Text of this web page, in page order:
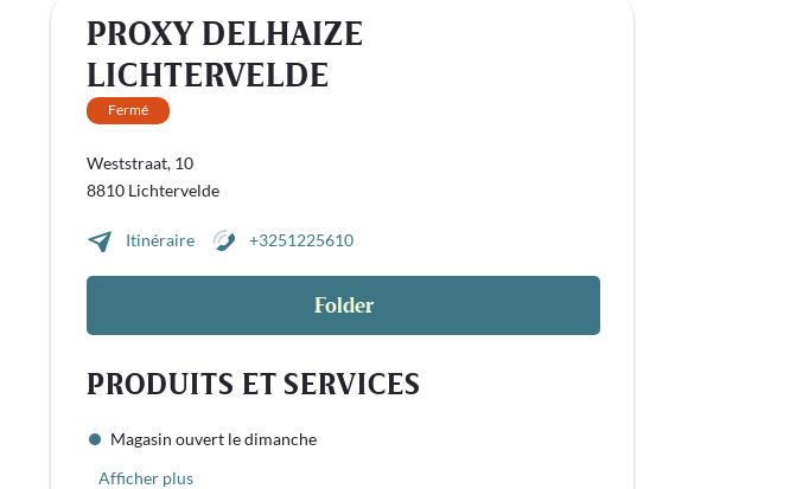
PROXY DELHAIZE
LICHTERVELDE
Fermé
Weststraat, 10
8810 Lichtervelde
Itinéraire +3251225610
Folder
PRODUITS ET SERVICES
Magasin ouvert le dimanche
Afficher plus